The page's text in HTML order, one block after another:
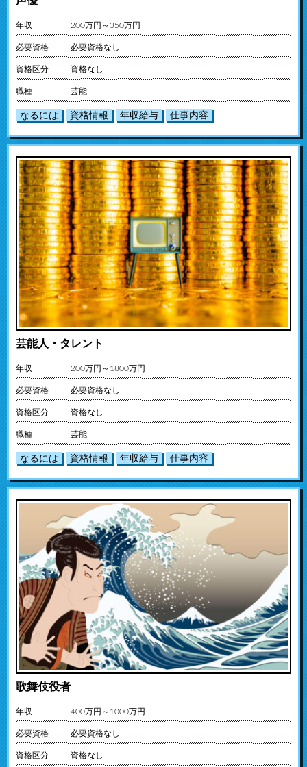
年収 200万円～350万円
必要資格 必要資格なし
資格区分 資格なし
職種 芸能
なるには 資格情報 年収給与 仕事内容
芸能人・タレント
年収 200万円～1800万円
必要資格 必要資格なし
資格区分 資格なし
職種 芸能
なるには 資格情報 年収給与 仕事内容
歌舞伎役者
年収 400万円～1000万円
必要資格 必要資格なし
資格区分 資格なし